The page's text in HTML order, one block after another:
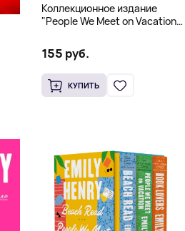
Коллекционное издание
"People We Meet on Vacation"
Hardcover
155 руб.
КУПИТЬ